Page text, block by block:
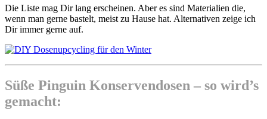
Die Liste mag Dir lang erscheinen. Aber es sind Materialien die,
wenn man gerne bastelt, meist zu Hause hat. Alternativen zeige ich
Dir immer gerne auf.
Süße Pinguin Konservendosen – so wird’s
gemacht: